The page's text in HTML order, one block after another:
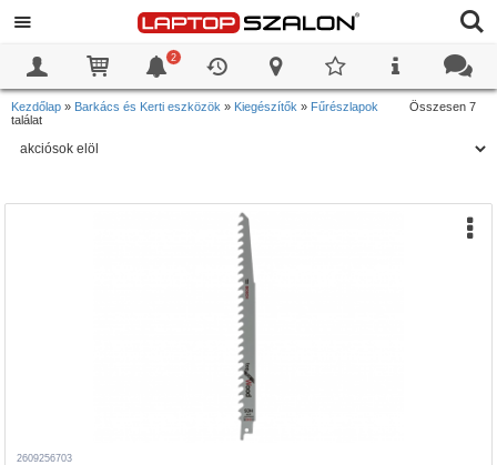
2
Kezdőlap » Barkács és Kerti eszközök » Kiegészítők » Fűrészlapok
Összesen 7
találat
2609256703